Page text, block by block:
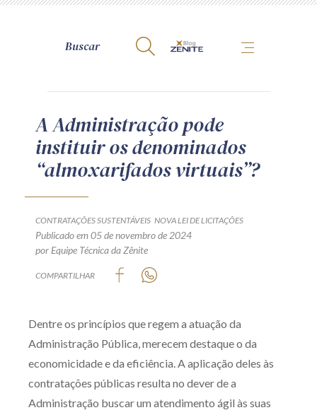
A Zênite
Como publicar conosco
Site da Zênite
Termos de uso
Política de Privacidade
Guia de Direitos dos Titulares de Dados
Encarregado (contato)
Produtos e serviços
Zênite Fácil IA
Zênite Play
A Administração pode
instituir os denominados
“almoxarifados virtuais”?
CONTRATAÇÕES SUSTENTÁVEIS NOVA LEI DE LICITAÇÕES
Publicado em 05 de novembro de 2024
por Equipe Técnica da Zênite
COMPARTILHAR
Dentre os princípios que regem a atuação da
Administração Pública, merecem destaque o da
economicidade e da eficiência. A aplicação deles às
contratações públicas resulta no dever de a
Administração buscar um atendimento ágil às suas